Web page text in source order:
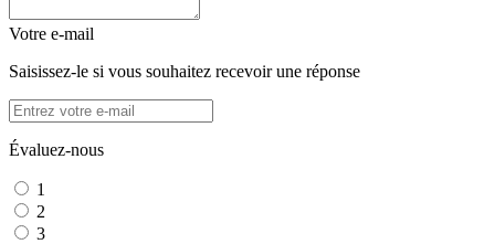
Votre e-mail
Saisissez-le si vous souhaitez recevoir une réponse
Évaluez-nous
1
2
3